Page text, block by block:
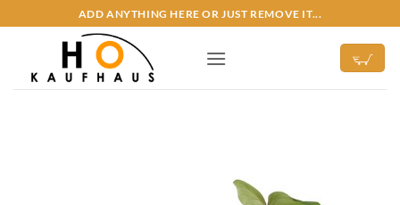
Inhalt
ADD ANYTHING HERE OR JUST REMOVE IT...